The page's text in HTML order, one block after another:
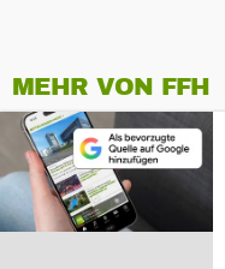
MEHR VON FFH